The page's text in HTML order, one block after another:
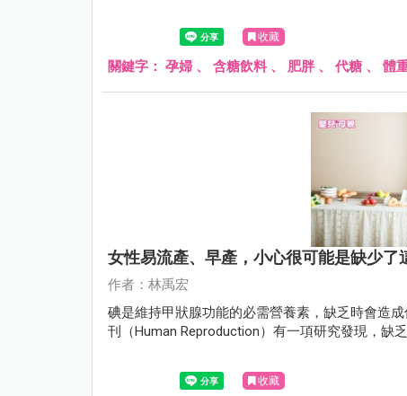
收藏
關鍵字： 孕婦 、 含糖飲料 、 肥胖、 代糖 、 體
女性易流產、早產，小心很可能是缺少了
作者：林禹宏
碘是維持甲狀腺功能的必需營養素，缺乏時會造
刊（Human Reproduction）有一項研究發現，缺
收藏